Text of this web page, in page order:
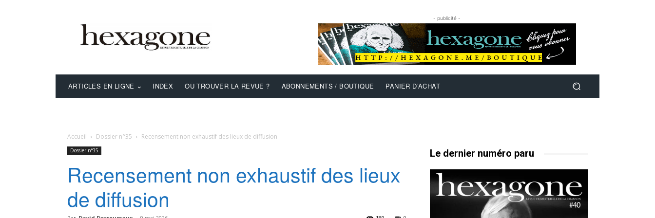
- publicité -
ARTICLES EN LIGNE INDEX OÙ TROUVER LA REVUE ? ABONNEMENTS / BOUTIQUE PANIER D’ACHAT
Accueil Dossier n°35 Recensement non exhaustif des lieux de diffusion
Dossier n°35
Recensement non exhaustif des lieux
de diffusion
Le dernier numéro paru